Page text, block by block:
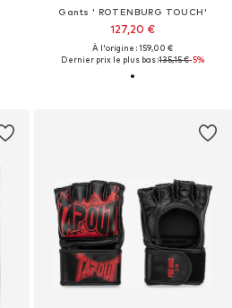
Gants ' ROTENBURG TOUCH'
127,20 €
À l'origine : 159,00 €
Dernier prix le plus bas :135,15 €-5%